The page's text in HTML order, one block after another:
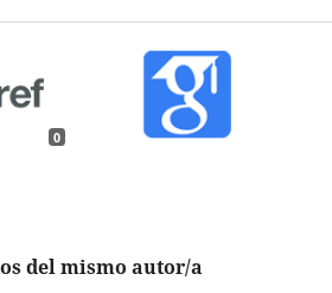
0
del mismo autor/a